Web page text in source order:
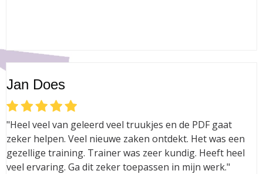
Jan Does
"Heel veel van geleerd veel truukjes en de PDF gaat
zeker helpen. Veel nieuwe zaken ontdekt. Het was een
gezellige training. Trainer was zeer kundig. Heeft heel
veel ervaring. Ga dit zeker toepassen in mijn werk."